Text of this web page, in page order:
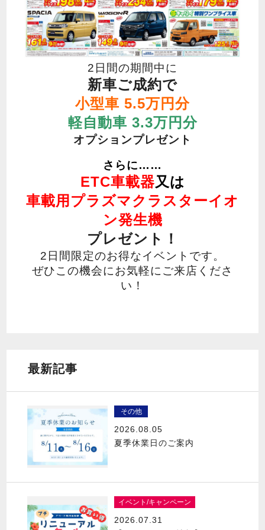
2日間の期間中に
新車ご成約で
小型車 5.5万円分
軽自動車 3.3万円分
オプションプレゼント
さらに……
ETC車載器又は
車載用プラズマクラスターイオ
ン発生機
プレゼント！
2日間限定のお得なイベントです。
ぜひこの機会にお気軽にご来店くださ
い！
最新記事
その他
2026.08.05
夏季休業日のご案内
イベント/キャンペーン
2026.07.31